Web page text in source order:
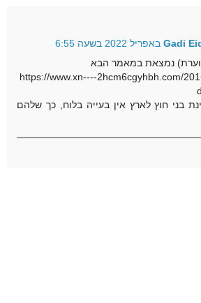
Gadi
נמצאת במאמר הבא
https://www.xn----2hcm6cgyhbh.com/
בני חוץ לארץ אין בעייה בלוח, כך שלהם